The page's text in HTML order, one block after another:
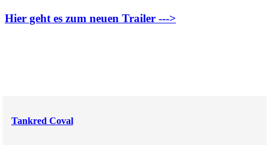
Hier geht es zum neuen Trailer --->
Tankred Coval